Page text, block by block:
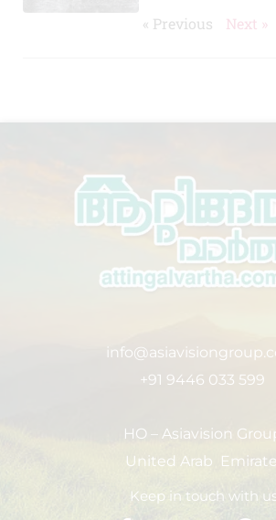
« Previous Next »
+91 9446 033 599
HO – Asiavision
United Arab
Keep in touch with